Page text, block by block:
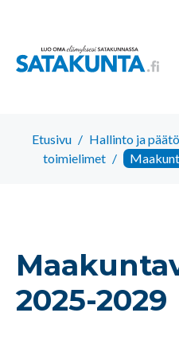
Etusivu / Hallinto ja
toimielimet /
2025-2029